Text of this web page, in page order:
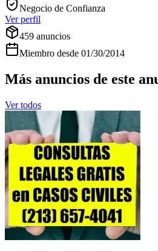
Negocio de Confianza
Ver perfil
459 anuncios
Miembro desde 01/30/2014
Más anuncios de este
Ver todos